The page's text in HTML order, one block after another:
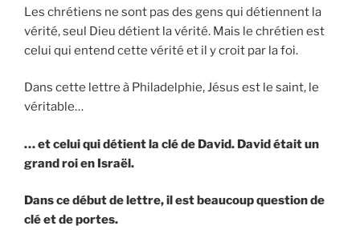
Les chrétiens ne sont pas des gens qui détiennent la
vérité, seul Dieu détient la vérité. Mais le chrétien est
celui qui entend cette vérité et il y croit par la foi.
Dans cette lettre à Philadelphie, Jésus est le saint, le
véritable…
… et celui qui détient la clé de David. David était un
grand roi en Israël.
Dans ce début de lettre, il est beaucoup question de
clé et de portes.